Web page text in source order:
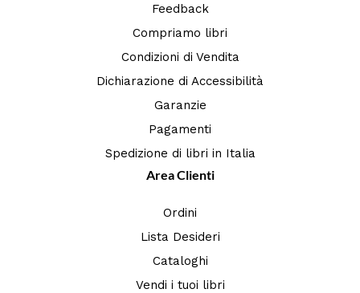
Feedback
Compriamo libri
Condizioni di Vendita
Dichiarazione di Accessibilità
Garanzie
Pagamenti
Spedizione di libri in Italia
Area Clienti
Ordini
Lista Desideri
Cataloghi
Vendi i tuoi libri